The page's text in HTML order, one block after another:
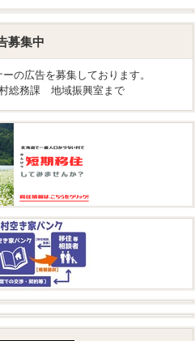
募集中
の広告を募集しております。
総務課 地域振興室まで